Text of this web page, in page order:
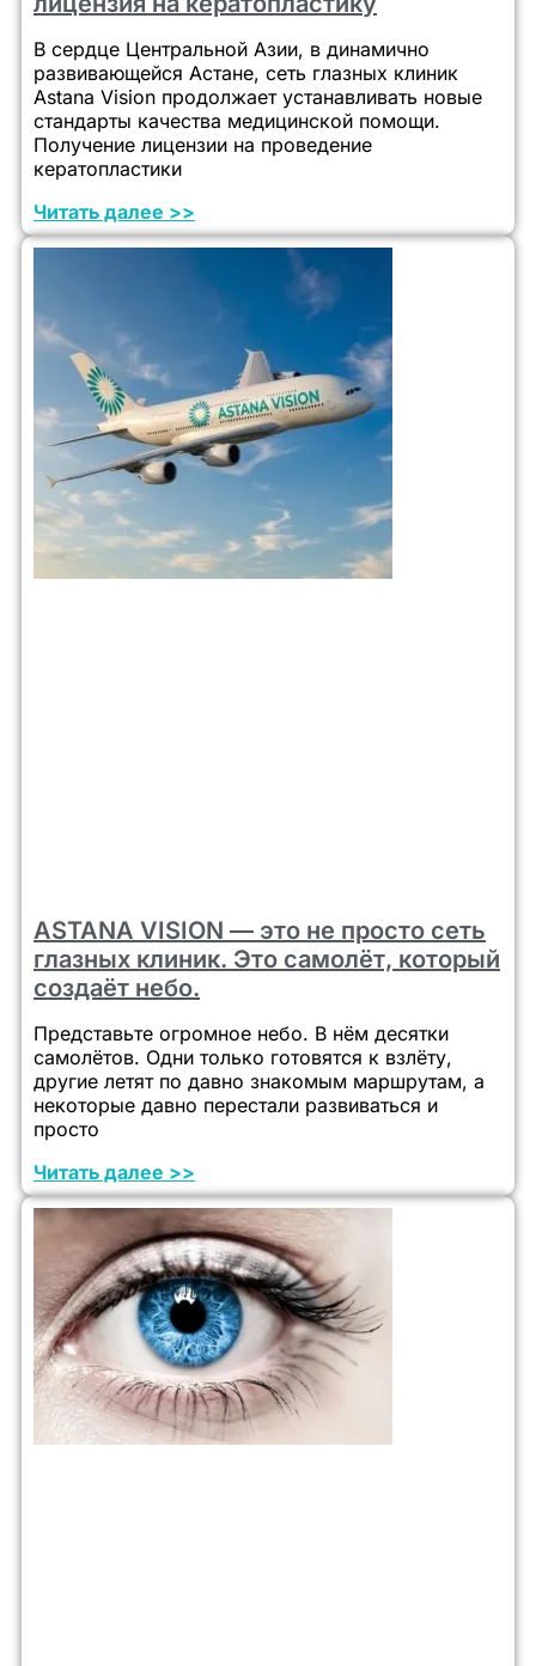
В сердце Центральной Азии, в динамично
развивающейся Астане, сеть глазных клиник
Astana Vision продолжает устанавливать новые
стандарты качества медицинской помощи.
Получение лицензии на проведение
кератопластики
Читать далее >>
ASTANA VISION — это не просто сеть
глазных клиник. Это самолёт, который
создаёт небо.
Представьте огромное небо. В нём десятки
самолётов. Одни только готовятся к взлёту,
другие летят по давно знакомым маршрутам, а
некоторые давно перестали развиваться и
просто
Читать далее >>